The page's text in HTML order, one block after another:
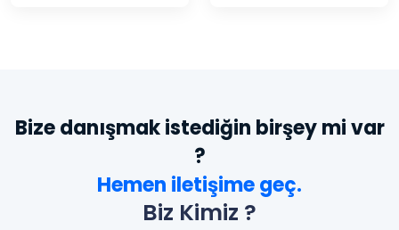
Bize danışmak istediğin birşey mi var
?
Hemen iletişime geç.
Biz Kimiz ?